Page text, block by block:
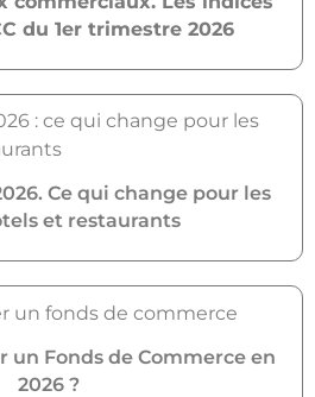
du 1er trimestre 2026
Ce qui change pour les
et restaurants
un Fonds de Commerce en
2026 ?